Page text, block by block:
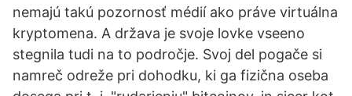
nemajú takú pozornosť médií ako práve virtuálna
kryptomena. A država je svoje lovke vseeno
stegnila tudi na to področje. Svoj del pogače si
namreč odreže pri dohodku, ki ga fizična oseba